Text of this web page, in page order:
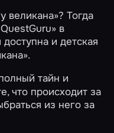
великана»? Тогда
в
и детская
.
тайн и
что происходит за
из него за